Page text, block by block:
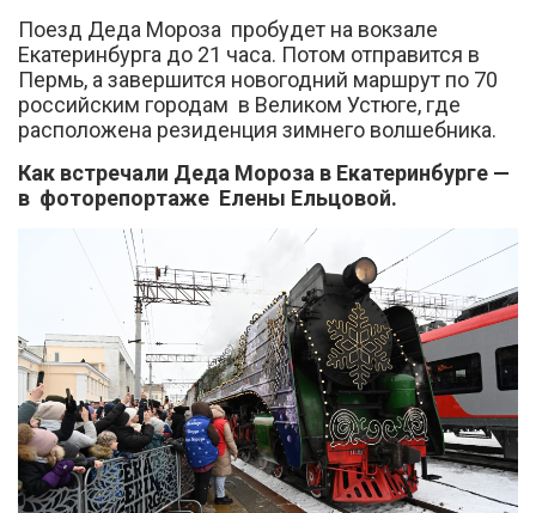
Поезд Деда Мороза пробудет на вокзале
Екатеринбурга до 21 часа. Потом отправится в
Пермь, а завершится новогодний маршрут по 70
российским городам в Великом Устюге, где
расположена резиденция зимнего волшебника.
Как встречали Деда Мороза в Екатеринбурге —
в фоторепортаже Елены Ельцовой.